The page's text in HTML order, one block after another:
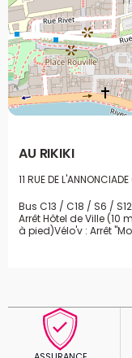
AU RIKIKI
11 RUE DE L'ANNONCIADE
Bus C13 / C18 / S6 /
Arrêt Hôtel de Ville (10
à pied)Vélo'v : Arrêt